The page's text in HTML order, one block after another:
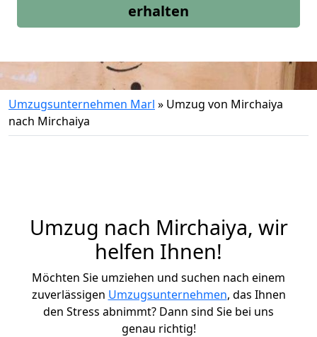
erhalten
Umzugsunternehmen Marl » Umzug von Mirchaiya
nach Mirchaiya
Umzug nach Mirchaiya, wir
helfen Ihnen!
Möchten Sie umziehen und suchen nach einem
zuverlässigen Umzugsunternehmen, das Ihnen
den Stress abnimmt? Dann sind Sie bei uns
genau richtig!